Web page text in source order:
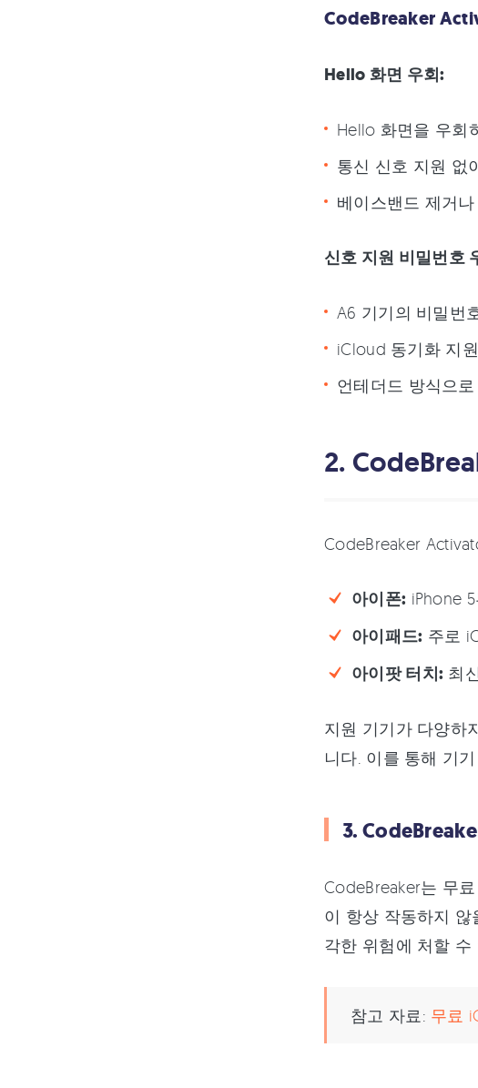
CodeBreaker
Hello 화면 우회:
Hello 화면을 우회
통신 신호 지원 없
베이스밴드 제거
신호 지원 비밀번호
A6 기기의 비밀번
iCloud 동기화 지원.
언테더드 방식으
2.
CodeBreaker
아이폰: iPhone
아이패드: 주로
아이팟 터치: 최
지원 기기가 다양하
니다. 이를 통해 기
3.
CodeBreaker는 무
이 항상 작동하지
각한 위험에 처할 수
참고 자료: 무료